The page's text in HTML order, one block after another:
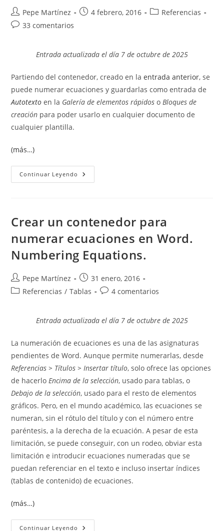
Profesional
Autor
de
Pepe Martínez
Publicación
4 febrero, 2016
Categoría
Referencias
Comentarios
entrada:
33 comentarios
Entrada actualizada el día 7 de octubre de 2025
Partiendo del contenedor, creado en laentrada anterior, se
puede numerar ecuaciones y guardarlas como entrada de
Autotexto en la Galería de elementos rápidos oBloques de
creación para poder usarlo en cualquier documento de
cualquier plantilla.
(más…)
Continuar Leyendo Numerar
Ecuaciones
Crear un contenedor para
numerar ecuaciones en Word.
Numbering Equations.
Autor
de
Pepe Martínez
Publicación
de
31 enero, 2016
Categoría
entrada:
Referencias / Tablas
Comentarios
entrada:
4 comentarios
Entrada actualizada el día 7 de octubre de 2025
La numeración de ecuaciones es una de las asignaturas
pendientes de Word. Aunque permite numerarlas, desde
Referencias > Títulos > Insertar título, solo ofrece las opciones
de hacerloEncima de la selección, usado para tablas, o
Debajo de la selección, usado para el resto de elementos
gráficos. Pero, en el mundo académico, las ecuaciones se
numeran, sin el rótulo del título y con el número entre
paréntesis, a la derecha de la ecuación. A pesar de esta
limitación, se puede conseguir, con un rodeo, obviar esta
limitación e introducir ecuaciones numeradas que se
puedan referenciar en el texto e incluso insertar índices
(tablas de contenido) de ecuaciones.
(más…)
Continuar Leyendo Crear